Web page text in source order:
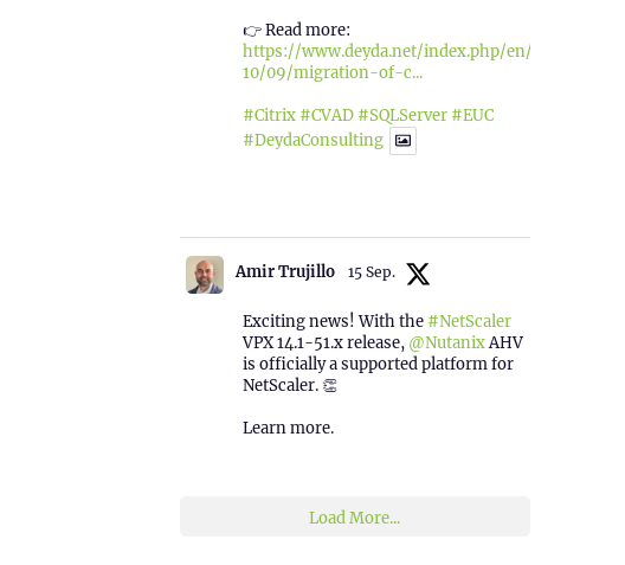
👉 Read more:
https://www.deyda.net/index.php/en/2025/
10/09/migration-of-c...
#Citrix #CVAD #SQLServer #EUC
#DeydaConsulting
Amir Trujillo 15 Sep.
Exciting news! With the #NetScaler
VPX 14.1-51.x release, @NutanixAHV
is officially a supported platform for
NetScaler. 👏
Learn more.
Load More...